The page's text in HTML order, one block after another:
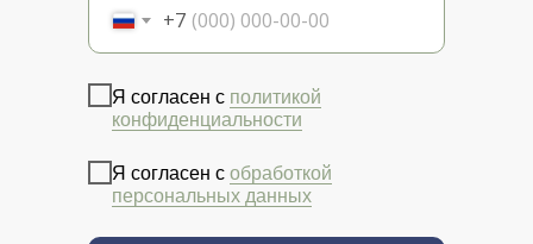
+7
Я согласен с политикой
конфиденциальности
Я согласен с обработкой
персональных данных